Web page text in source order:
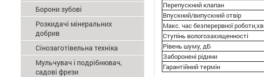
Перепускний клапан
Впускний/випускний отвір
Макс. час безперервної роботи,хв
Ступінь вологозахищенності
Рівень шуму, дБ
Заборонені рідини
Гарантійний термін
Борони зубові
Розкидачі мінеральних
добрив
Сінозаготівельна техніка
Мульчувач і подрібнювач,
садові фрези